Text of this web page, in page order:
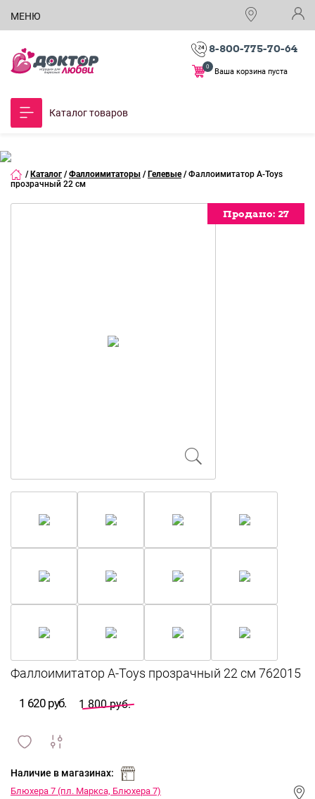
МЕНЮ
8-800-775-70-64
Ваша корзина пуста
0
Каталог товаров
/ Каталог / Фаллоимитаторы / Гелевые / Фаллоимитатор A-Toys
прозрачный 22 см
Продано: 27
Продано: 27
Продано: 27
Продано: 27
Продано: 27
Продано: 27
Продано: 27
Продано: 27
Продано: 27
Продано: 27
Продано: 27
Продано: 27
1 620 руб. 1 800 руб.
и
Наличие в магазинах:
Блюхера 7 (пл. Маркса, Блюхера 7)